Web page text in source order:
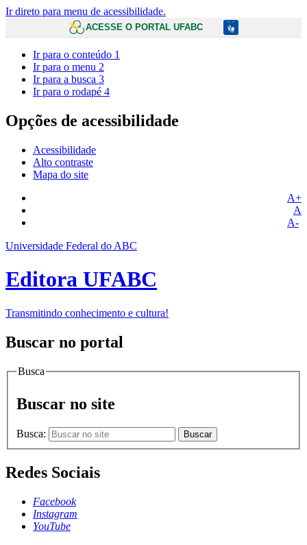
Ir direto para menu de acessibilidade.
ACESSE O PORTAL UFABC
Ir para o conteúdo 1
Ir para o menu 2
Ir para a busca 3
Ir para o rodapé 4
Opções de acessibilidade
Acessibilidade
Alto contraste
Mapa do site
A+
A
A-
Universidade Federal do ABC
Editora UFABC
Transmitindo conhecimento e cultura!
Buscar no portal
Busca
Buscar no site
Busca: Buscar
Redes Sociais
Facebook
Instagram
YouTube